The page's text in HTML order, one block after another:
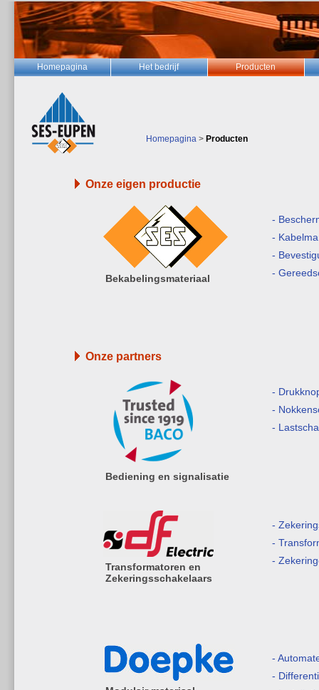
Homepagina Het bedrijf Producten
Homepagina > Producten
Onze eigen productie
Bekabelingsmateriaal
-
-
-
-
Onze partners
Bediening en signalisatie
-
-
-
Transformatoren en
Zekeringsschakelaars
-
-
-
-
-